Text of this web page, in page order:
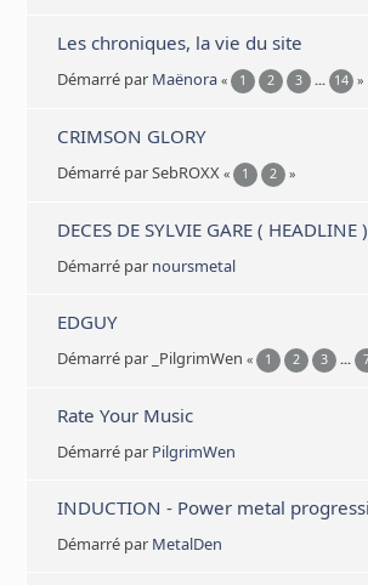
Les chroniques, la vie du site
Démarré par Maënora « 1 2 3 ... 14 »
CRIMSON GLORY
Démarré par SebROXX « 1 2 »
DECES DE SYLVIE GARE ( HEADLINE )
Démarré par noursmetal
EDGUY
Démarré par _PilgrimWen « 1 2 3 ...
Rate Your Music
Démarré par PilgrimWen
INDUCTION - Power metal
Démarré par MetalDen